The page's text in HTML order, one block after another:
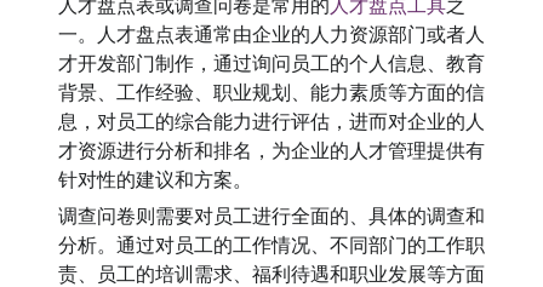
人才盘点表或调查问卷是常用的人才盘点工具之
一。人才盘点表通常由企业的人力资源部门或者人
才开发部门制作，通过询问员工的个人信息、教育
背景、工作经验、职业规划、能力素质等方面的信
息，对员工的综合能力进行评估，进而对企业的人
才资源进行分析和排名，为企业的人才管理提供有
针对性的建议和方案。
调查问卷则需要对员工进行全面的、具体的调查和
分析。通过对员工的工作情况、不同部门的工作职
责、员工的培训需求、福利待遇和职业发展等方面